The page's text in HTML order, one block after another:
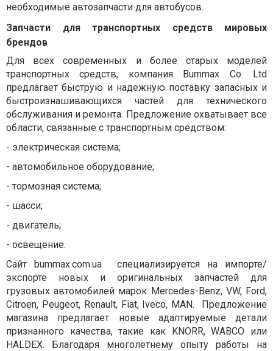
необходимые автозапчасти для автобусов.
Запчасти для транспортных средств мировых
брендов
Для всех современных и более старых моделей
транспортных средств, компания Bummax Co. Ltd
предлагает быструю и надежную поставку запасных и
быстроизнашивающихся частей для технического
обслуживания и ремонта. Предложение охватывает все
области, связанные с транспортным средством:
- электрическая система;
- автомобильное оборудование;
- тормозная система;
- шасси;
- двигатель;
- освещение.
Сайт bummax.com.ua специализируется на импорте/
экспорте новых и оригинальных запчастей для
грузовых автомобилей марок Mercedes-Benz, VW, Ford,
Citroen, Peugeot, Renault, Fiat, Iveco, MAN. Предложение
магазина предлагает новые адаптируемые детали
признанного качества, такие как KNORR, WABCO или
HALDEX. Благодаря многолетнему опыту работы на